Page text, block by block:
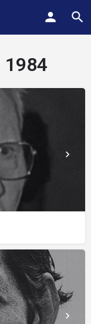
1984